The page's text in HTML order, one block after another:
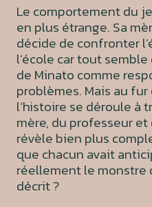
Le comportement du
en plus étrange. Sa
décide de confronter
l’école car tout
de Minato comme
problèmes. Mais au
l’histoire se déroule à
mère, du professeur
révèle bien plus
que chacun avait
réellement le monstre
décrit ?